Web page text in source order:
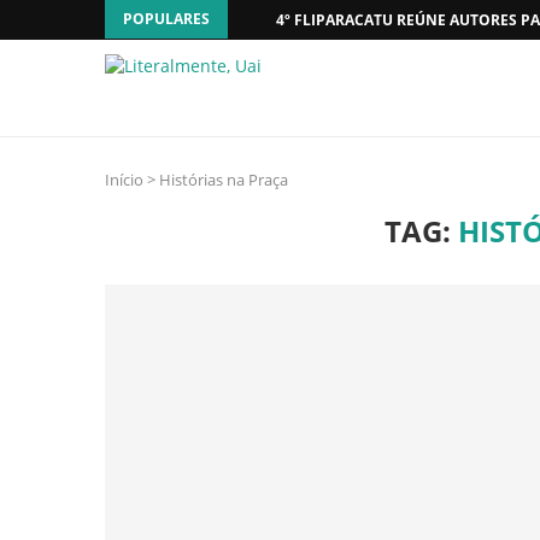
POPULARES 4º FLIPARACATU REÚNE AUTORES
Início > Histórias na Praça
TAG: